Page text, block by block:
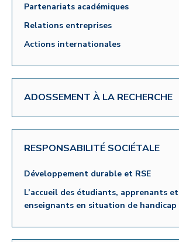
Partenariats académiques
Relations entreprises
Actions internationales
ADOSSEMENT À LA RECHERCHE
RESPONSABILITÉ SOCIÉTALE
Développement durable et RSE
L’accueil des étudiants, apprenants et
enseignants en situation de handicap